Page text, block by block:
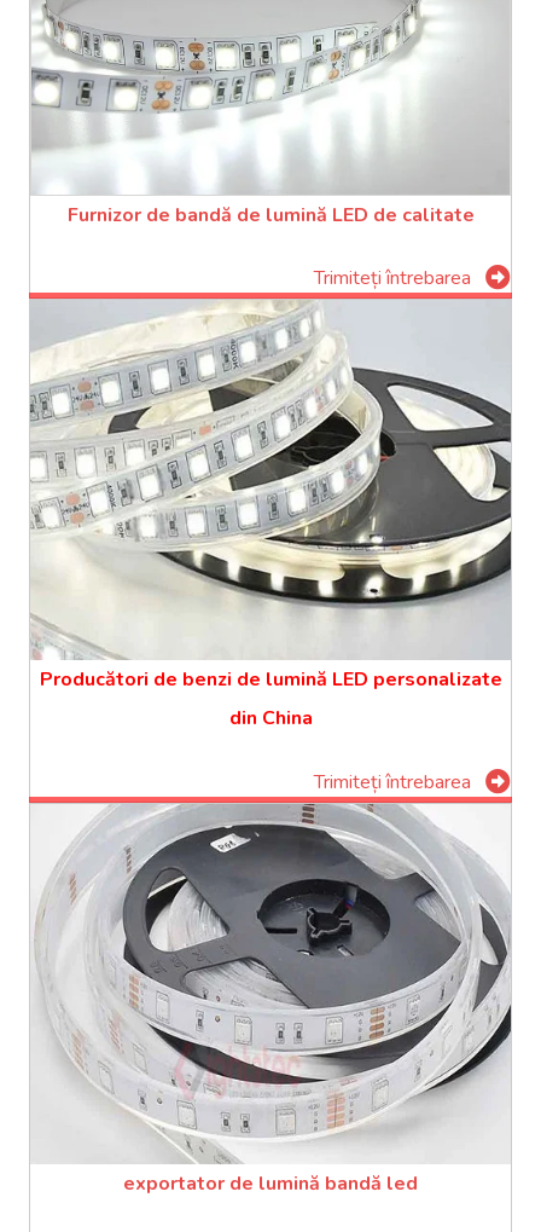
Furnizor de bandă de lumină LED de calitate
Trimiteți întrebarea
Producători de benzi de lumină LED personalizate
din China
Trimiteți întrebarea
exportator de lumină bandă led